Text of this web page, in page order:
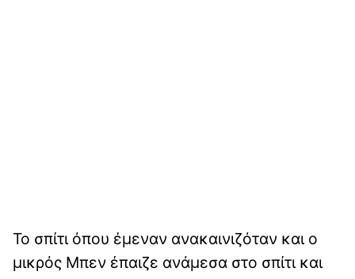
Το σπίτι όπου έμεναν ανακαινιζόταν και ο
μικρός Μπεν έπαιζε ανάμεσα στο σπίτι και